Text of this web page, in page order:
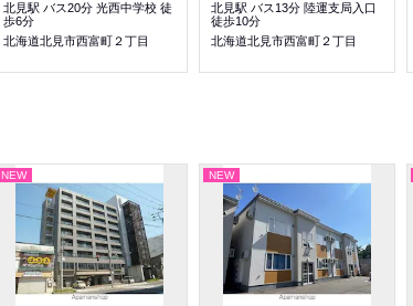
北見駅 バス20分 光西中学校 徒
歩6分
北海道北見市西富町２丁目
北見駅 バス13分 陸運支局入口
徒歩10分
北海道北見市西富町２丁目
NEW NEW